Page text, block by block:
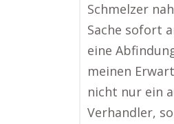
Schmelzer
Sache sofort
eine
meinen
nicht nur ein
Verhandler,